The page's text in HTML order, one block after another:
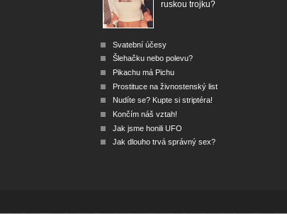
ruskou trojku?
Svatební účesy
Šlehačku nebo polevu?
Pikachu má Pichu
Prostituce na živnostenský list
Nudíte se? Kupte si striptéra!
Končím náš vztah!
Jak jsme honili UFO
Jak dlouho trvá správný sex?